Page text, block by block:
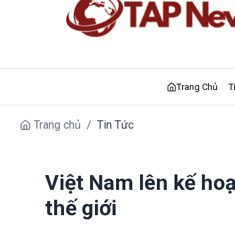
Trang Chủ
Trang chủ / Tin Tức
Việt Nam lên kế
thế giới